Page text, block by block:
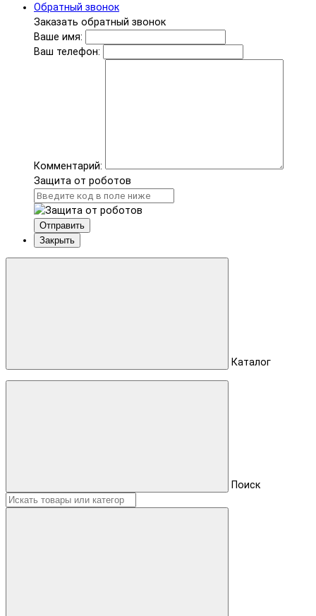
Обратный звонок
Заказать обратный звонок
Ваше имя:
Ваш телефон:
Комментарий:
Защита от роботов
Отправить
Закрыть
Каталог
Поиск